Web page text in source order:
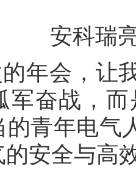
会，让我
军奋战，
的青年电气
安全与高